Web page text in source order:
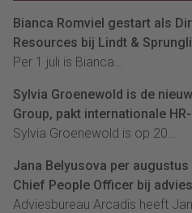
Bianca Romviel gestart als
Resources bij Lindt &
Per 1 juli is Bianca...
Sylvia Groenewold is de
Group, pakt internationale
Sylvia Groenewold is op 20...
Jana Belyusova per augustus
Chief People Officer bij
Adviesbureau Arcadis heeft